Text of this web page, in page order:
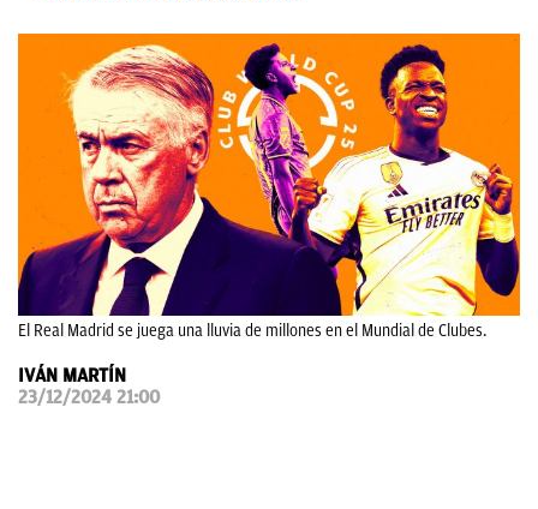
OKDIARIO
El Real Madrid se juega una lluvia de millones en el Mundial de Clubes.
IVÁN MARTÍN
23/12/2024 21:00